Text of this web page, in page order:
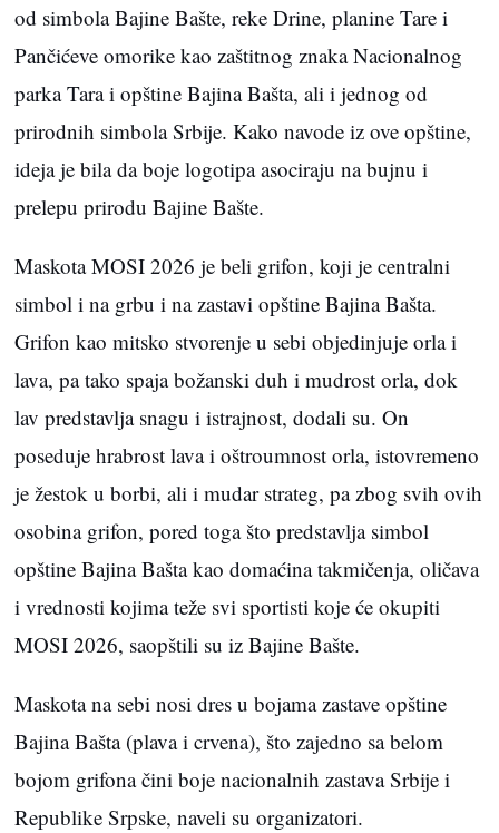
od simbola Bajine Bašte, reke Drine, planine Tare i
Pančićeve omorike kao zaštitnog znaka Nacionalnog
parka Tara i opštine Bajina Bašta, ali i jednog od
prirodnih simbola Srbije. Kako navode iz ove opštine,
ideja je bila da boje logotipa asociraju na bujnu i
prelepu prirodu Bajine Bašte.
Maskota MOSI 2026 je beli grifon, koji je centralni
simbol i na grbu i na zastavi opštine Bajina Bašta.
Grifon kao mitsko stvorenje u sebi objedinjuje orla i
lava, pa tako spaja božanski duh i mudrost orla, dok
lav predstavlja snagu i istrajnost, dodali su. On
poseduje hrabrost lava i oštroumnost orla, istovremeno
je žestok u borbi, ali i mudar strateg, pa zbog svih ovih
osobina grifon, pored toga što predstavlja simbol
opštine Bajina Bašta kao domaćina takmičenja, oličava
i vrednosti kojima teže svi sportisti koje će okupiti
MOSI 2026, saopštili su iz Bajine Bašte.
Maskota na sebi nosi dres u bojama zastave opštine
Bajina Bašta (plava i crvena), što zajedno sa belom
bojom grifona čini boje nacionalnih zastava Srbije i
Republike Srpske, naveli su organizatori.